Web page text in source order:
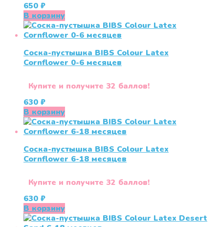
650 ₽
В корзину
Соска-пустышка BIBS Colour Latex
Cornflower 0-6 меcяцев
Купите и получите 32 баллов!
630 ₽
В корзину
Соска-пустышка BIBS Colour Latex
Cornflower 6-18 месяцев
Купите и получите 32 баллов!
630 ₽
В корзину